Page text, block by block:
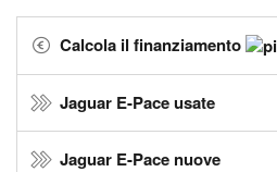
Calcola il finanziamento
Jaguar E-Pace usate
Jaguar E-Pace nuove